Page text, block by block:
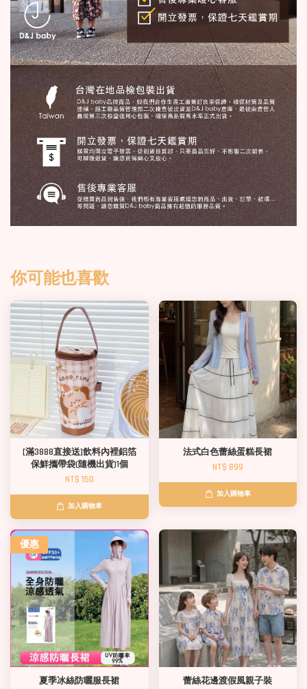
你可能也喜歡
[滿3888直接送]飲料內裡鋁箔
保鮮攜帶袋(隨機出貨)1個
NT$ 150
加入購物車
法式白色蕾絲蛋糕長裙
NT$ 899
加入購物車
優惠
夏季冰絲防曬服長裙
蕾絲花邊渡假風親子裝